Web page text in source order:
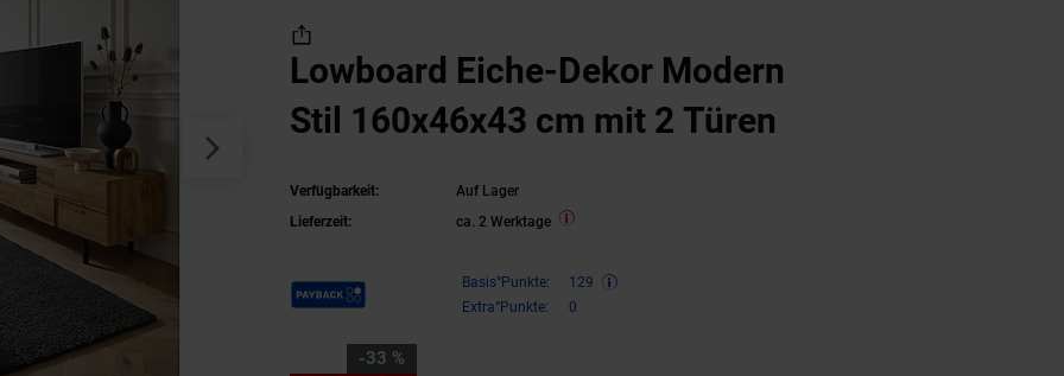
Lowboard Eiche-Dekor Modern
Stil 160x46x43 cm mit 2 Türen
Verfügbarkeit:
Auf Lager
Lieferzeit:
ca. 2 Werktage
Payback Punkte Basis°Punkte:
129
Extra°Punkte:
0
-33 %
Sie Sparen 33 Prozent,